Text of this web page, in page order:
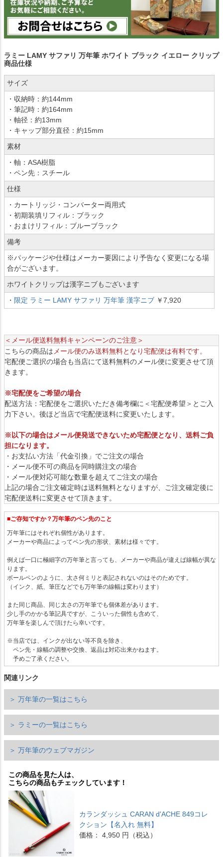
ラミー LAMY サファリ 万年筆 ホワイト ブラック イエロー クリップ
商品仕様
サイズ
・収納時：約144mm
・筆記時：約164mm
・軸径：約13mm
・キャップ部分直径：約15mm
素材
・軸：ASA樹脂
・ペン先：スチール
仕様
・カートリッジ・コンバーター両用式
・初期装填リフィル：ブラック
・おまけリフィル：ブルーブラック
備考
※パッケージや仕様はメーカー要因により予告なく変更になる場
合がございます。
ホワイトクリップは漢字ニブもございます
・ 限定 ラミー LAMY サファリ 万年筆 漢字ニブ ￥7,920
＜メール便送料無料キャンペーンのご注意＞
こちらの商品はメール便のみ送料無料となり宅配便は有料です。
宅配便ご選択の場合も当店にて送料無料のメール便に変更させて頂
きます。
※宅配便をご希望の場合
配送方法：宅配便をご選択いただき備考欄に＜宅配便希望＞とご入
力下さい。後ほど当店で宅配便送料に変更いたします。
※以下の場合はメール便発送できないため宅配便となり、送料ご負
担になります。
・お支払い方法「代金引換」でご注文の場合
・メール便不可の商品を同時購注文の場合
・メール便対応可能な数量を超えてご注文の場合
上記の場合ご注文確定時は送料無料となりますが、ご注文確定後に
宅配便送料に変更させて頂きます。
■ご存知ですか？万年筆のペン先のこと
万年筆にはそれぞれ個性があります。
メーカーや商品によってペン先の形状、素材は様々です。
例えば一口に極細字の万年筆と言っても、メーカーや商品が違えば線幅が異な
ります。
ボールペンのように、太さ何ミリと表記されないのはそのためです。
（インク、紙、筆圧などでも万年筆の線幅は変わります）
また同じ商品、同じ太さの万年筆でも個体差があります。
少し手のかかる筆記具ですが、こういった個性も含めて、
万年筆を楽しんで頂けたら幸いです。
※当店では、インクが出ない等不良を除き、
ペン先・線幅の調整や交換、返品は対応出来かねます。
予めご了承ください。
関連リンク
＞ 万年筆の一覧はこちら
＞ ラミーの一覧はこちら
＞ 万年筆のウェブマガジン
この商品を見た人は、
こちらの商品もチェックしています！
カランダッシュ CARAN d'ACHE 849コレ
クション【名入れ 無料】
価格： 4,950 円（税込）